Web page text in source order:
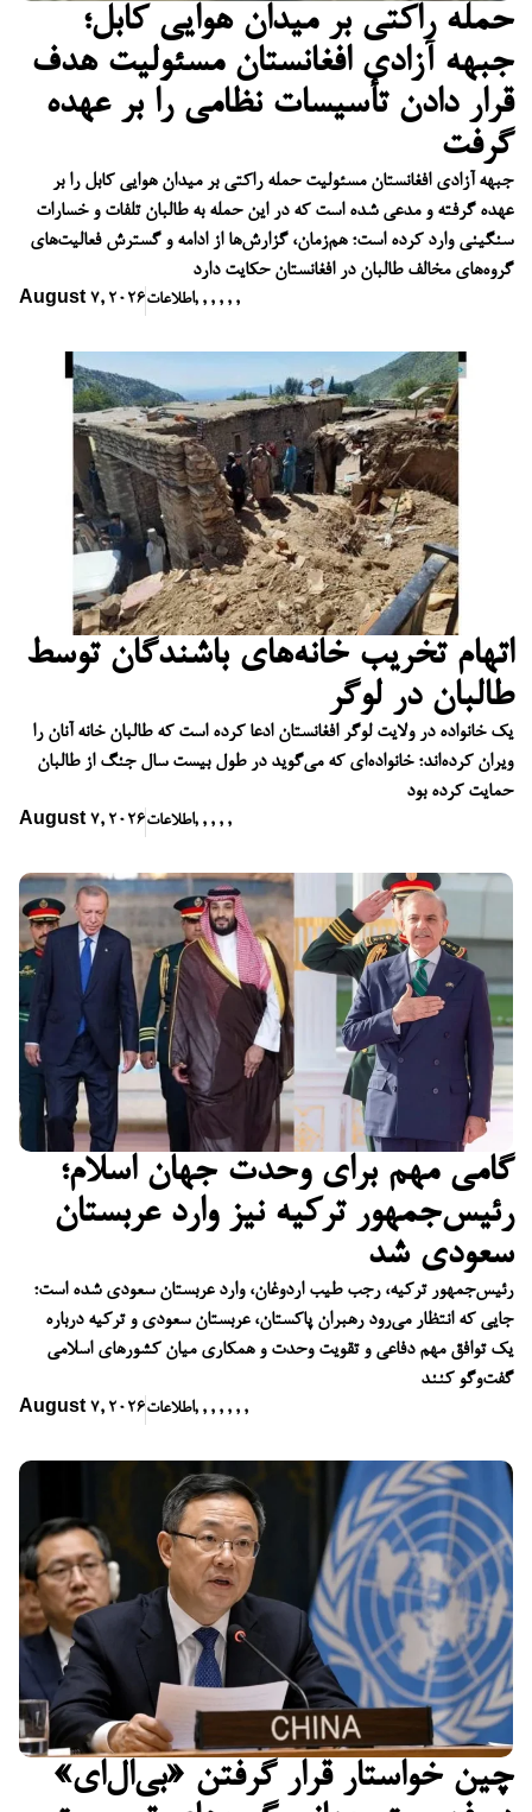
حمله راکتی بر میدان هوایی کابل؛
جبهه آزادی افغانستان مسئولیت هدف
قرار دادن تأسیسات نظامی را بر عهده
گرفت
جبهه آزادی افغانستان مسئولیت حمله راکتی بر میدان هوایی کابل را بر
عهده گرفته و مدعی شده است که در این حمله به طالبان تلفات و خسارات
سنگینی وارد کرده است؛ هم‌زمان، گزارش‌ها از ادامه و گسترش فعالیت‌های
گروه‌های مخالف طالبان در افغانستان حکایت دارد
August 7, 2026اطلاعات, , , , , ,
اتهام تخریب خانه‌های باشندگان توسط
طالبان در لوگر
یک خانواده در ولایت لوگر افغانستان ادعا کرده است که طالبان خانه آنان را
ویران کرده‌اند؛ خانواده‌ای که می‌گوید در طول بیست سال جنگ از طالبان
حمایت کرده بود
August 7, 2026اطلاعات, , , , ,
گامی مهم برای وحدت جهان اسلام؛
رئیس‌جمهور ترکیه نیز وارد عربستان
سعودی شد
رئیس‌جمهور ترکیه، رجب طیب اردوغان، وارد عربستان سعودی شده است؛
جایی که انتظار می‌رود رهبران پاکستان، عربستان سعودی و ترکیه درباره
یک توافق مهم دفاعی و تقویت وحدت و همکاری میان کشورهای اسلامی
گفت‌وگو کنند
August 7, 2026اطلاعات, , , , , , ,
چین خواستار قرار گرفتن «بی‌ال‌ای»